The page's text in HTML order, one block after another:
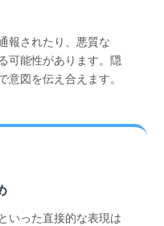
報されたり、悪質な
可能性があります。隠
意図を伝え合えます。
いった直接的な表現は